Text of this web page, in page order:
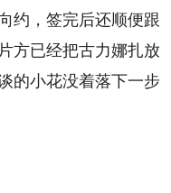
约，签完后还顺便跟
方已经把古力娜扎放
的小花没着落下一步